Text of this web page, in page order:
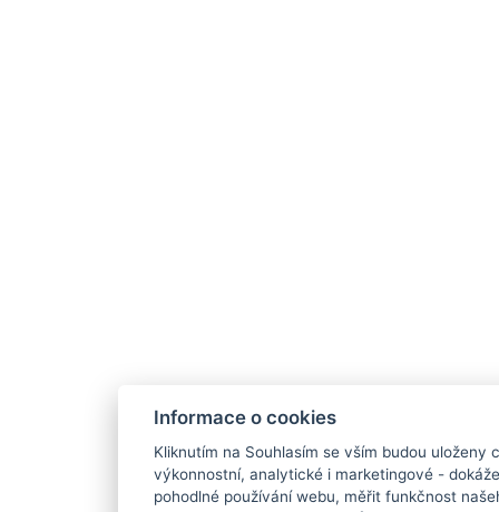
Informace o cookies
Kliknutím na Souhlasím se vším budou uloženy
výkonnostní, analytické i marketingové -
pohodlné používání webu, měřit funkčnost